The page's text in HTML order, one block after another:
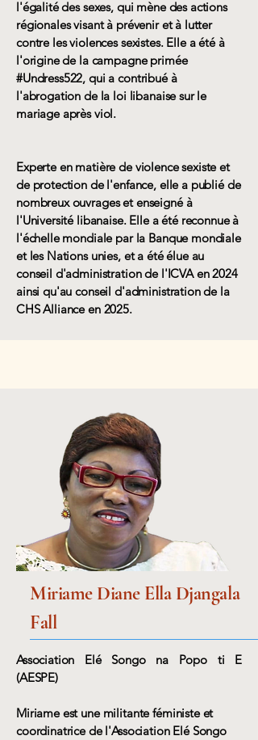
l'égalité des sexes, qui mène des actions
régionales visant à prévenir et à lutter
contre les violences sexistes. Elle a été à
l'origine de la campagne primée
#Undress522, qui a contribué à
l'abrogation de la loi libanaise sur le
mariage après viol.
Experte en matière de violence sexiste et
de protection de l'enfance, elle a publié de
nombreux ouvrages et enseigné à
l'Université libanaise. Elle a été reconnue à
l'échelle mondiale par la Banque mondiale
et les Nations unies, et a été élue au
conseil d'administration de l'ICVA en 2024
ainsi qu'au conseil d'administration de la
CHS Alliance en 2025.
Miriame Diane Ella Djangala
Fall
Association Elé Songo na Popo ti E
(AESPE)
Miriame est une militante féministe et
coordinatrice de l'Association Elé Songo